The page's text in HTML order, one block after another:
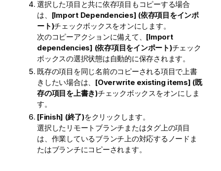
選択した項目と共に依存項目もコピーする場合
は、 [Import Dependencies] (依存項目をインポ
ート)チェックボックスをオンにします。
次のコピーアクションに備えて、 [Import
dependencies] (依存項目をインポート)チェック
ボックスの選択状態は自動的に保存されます。
既存の項目を同じ名前のコピーされる項目で上書
きしたい場合は、 [Overwrite existing items] (既
存の項目を上書き)チェックボックスをオンにしま
す。
[Finish] (終了)をクリックします。
選択したリモートブランチまたはタグ上の項目
は、作業しているブランチ上の対応するノードま
たはブランチにコピーされます。